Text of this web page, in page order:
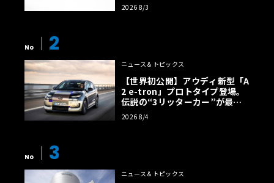
2026 8/3
No 2
ニュース＆トピックス
【世界初公開】アウディ新型「A
2 e-tron」プロトタイプ登場。
伝説の“3リッターカー”が最高
効率エントリーBEVとして復活
【画像38枚】
2026 8/4
No 3
ニュース＆トピックス